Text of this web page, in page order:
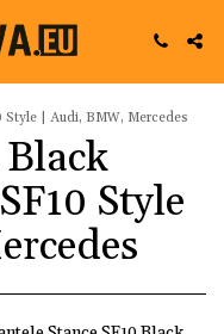
Style | Audi, BMW, Mercedes
Black
Style